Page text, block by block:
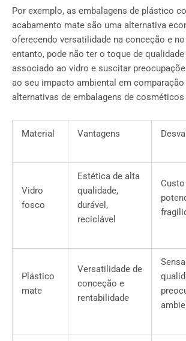
Por exemplo, as embalagens de plástico
acabamento mate são uma alternativa
oferecendo versatilidade na conceção e
entanto, pode não ter o toque de
associado ao vidro e suscitar
ao seu impacto ambiental em
alternativas de embalagens de
Material Vantagens
Vidro
fosco
Estética de alta
qualidade,
durável,
reciclável
Plástico
mate
Versatilidade de
conceção e
rentabilidade